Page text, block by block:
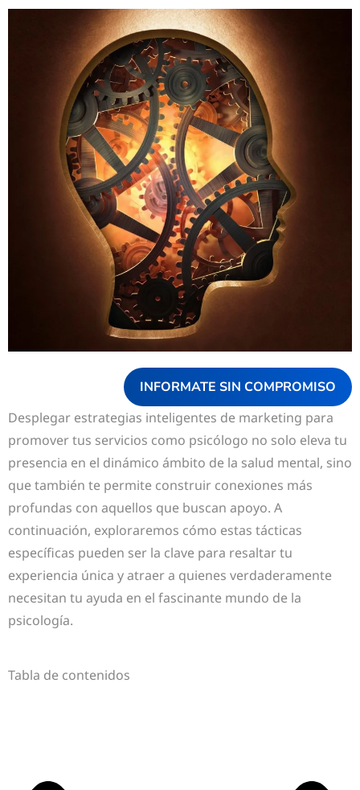
INFORMATE SIN COMPROMISO
Desplegar estrategias inteligentes de marketing para
promover tus servicios como psicólogo no solo eleva tu
presencia en el dinámico ámbito de la salud mental, sino
que también te permite construir conexiones más
profundas con aquellos que buscan apoyo. A
continuación, exploraremos cómo estas tácticas
específicas pueden ser la clave para resaltar tu
experiencia única y atraer a quienes verdaderamente
necesitan tu ayuda en el fascinante mundo de la
psicología.
Tabla de contenidos